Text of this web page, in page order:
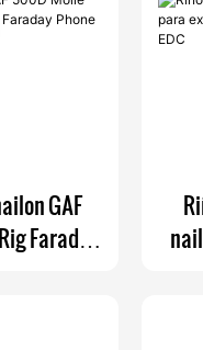
GAF
Faraday